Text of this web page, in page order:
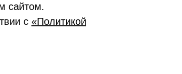
сайтом.
с «Политикой